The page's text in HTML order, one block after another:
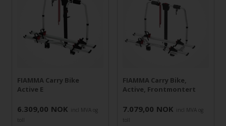
FIAMMA Carry Bike
Active E
6.309,00 NOK
incl MVA og
toll
FIAMMA Carry Bike,
Active, Frontmontert
7.079,00 NOK
incl MVA og
toll